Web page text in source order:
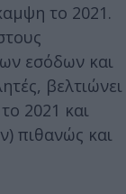
το 2021.
εσόδων και
βελτιώνει
2021 και
πιθανώς και